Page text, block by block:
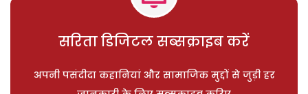
सरिता डिजिटल सब्सक्राइब करें
अपनी पसंदीदा कहानियां और सामाजिक मुद्दों से जुड़ी हर